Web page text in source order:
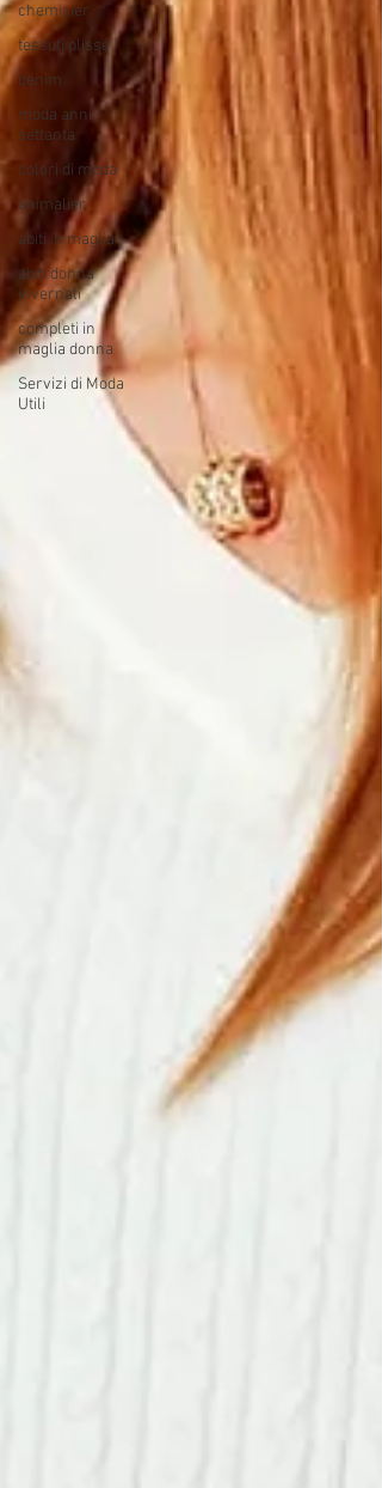
chemisier
tessuti plissé
denim
moda anni
settanta
colori di moda
animalier
abiti in maglia
abiti donna
invernali
completi in
maglia donna
Servizi di Moda
Utili